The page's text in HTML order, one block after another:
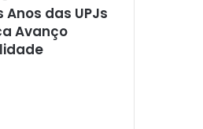
das UPJs
Avanço